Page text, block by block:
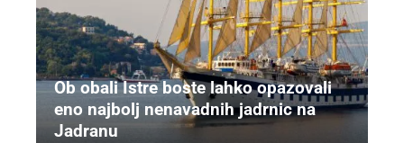
Ob obali Istre boste lahko opazovali
eno najbolj nenavadnih jadrnic na
Jadranu